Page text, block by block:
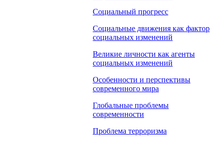
Социальный прогресс
Социальные движения как фактор
социальных изменений
Великие личности как агенты
социальных изменений
Особенности и перспективы
современного мира
Глобальные проблемы
современности
Проблема терроризма